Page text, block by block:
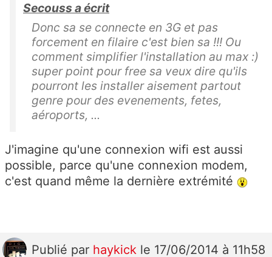
Secouss a écrit
Donc sa se connecte en 3G et pas
forcement en filaire c'est bien sa !!! Ou
comment simplifier l'installation au max :)
super point pour free sa veux dire qu'ils
pourront les installer aisement partout
genre pour des evenements, fetes,
aéroports, ...
J'imagine qu'une connexion wifi est aussi
possible, parce qu'une connexion modem,
c'est quand même la dernière extrémité
Publié par haykick le 17/06/2014 à 11h58